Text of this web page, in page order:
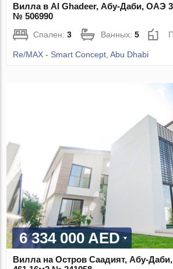
Вилла в Al Ghadeer, Абу-Даби, ОАЭ
№ 506990
Спален:3 Ванных:5
Re/MAX - Smart Concept, Abu Dhabi
6 334 000 AED
Вилла на Остров Саадият, Абу-